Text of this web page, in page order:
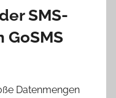
SMS-
GoSMS
Datenmengen